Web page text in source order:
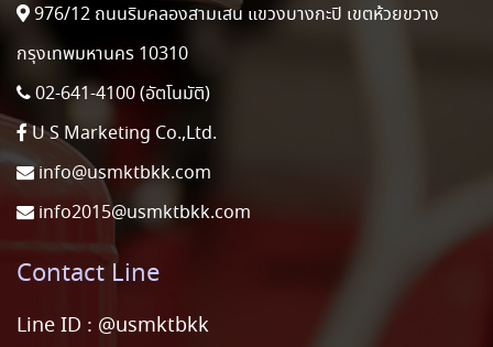
976/12 ถนนริมคลองสามเสน แขวงบางกะปิ เขตห้วยขวาง
กรุงเทพมหานคร 10310
02-641-4100 (อัตโนมัติ)
U S Marketing Co.,Ltd.
info@usmktbkk.com
info2015@usmktbkk.com
Contact Line
Line ID : @usmktbkk